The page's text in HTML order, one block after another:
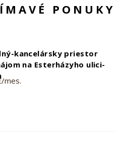
PONUKY
kancelársky priestor
na Esterházyho ulici-
mes.